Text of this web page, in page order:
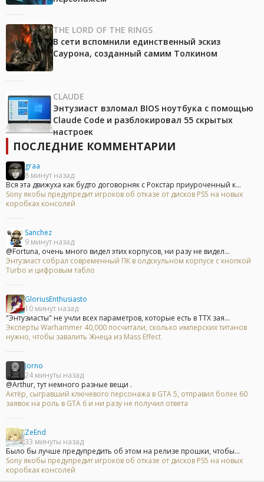
THE LORD OF THE RINGS
В сети вспомнили единственный эскиз
Саурона, созданный самим Толкином
CLAUDE
Энтузиаст взломал BIOS ноутбука с помощью
Claude Code и разблокировал 55 скрытых
настроек
ПОСЛЕДНИЕ КОММЕНТАРИИ
graa
8 минут назад
Вся эта движуха как будто договорняк с Рокстар приуроченный к...
Sony якобы предупредит игроков об отказе от дисков PS5 на новых
коробках консолей
Sanchez
9 минут назад
@Fortuna, очень много видел этих корпусов, ни разу не видел...
Энтузиаст собрал современный ПК в олдскульном корпусе с кнопкой
Turbo и цифровым табло
GloriusEnthusiasto
10 минут назад
"Энтузиасты" не учли всех параметров, которые есть в ТТХ зая...
Эксперты Warhammer 40,000 посчитали, сколько имперских титанов
нужно, чтобы завалить Жнеца из Mass Effect
Jorno
24 минуты назад
@Arthur, тут немного разные вещи .
Актёр, сыгравший ключевого персонажа в GTA 5, отправил более 60
заявок на роль в GTA 6 и ни разу не получил ответа
ZeEnd
33 минуты назад
Было бы лучше предупредить об этом на релизе прошки, чтобы...
Sony якобы предупредит игроков об отказе от дисков PS5 на новых
коробках консолей